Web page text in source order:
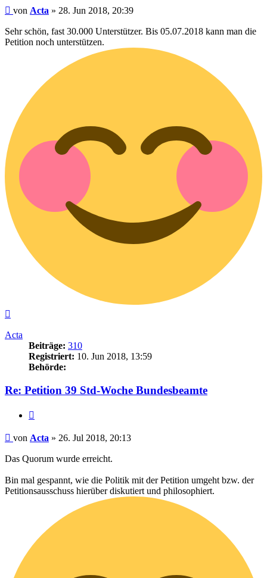
Beitrag
von Acta » 28. Jun 2018, 20:39
Sehr schön, fast 30.000 Unterstützer. Bis 05.07.2018 kann man die
Petition noch unterstützen.
Acta
Beiträge: 310
Registriert: 10. Jun 2018, 13:59
Behörde:
Re: Petition 39 Std-Woche Bundesbeamte
Beitrag
von Acta » 26. Jul 2018, 20:13
Das Quorum wurde erreicht.
Bin mal gespannt, wie die Politik mit der Petition umgeht bzw. der
Petitionsausschuss hierüber diskutiert und philosophiert.